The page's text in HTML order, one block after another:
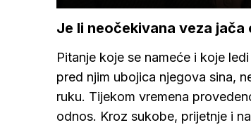
Je li neočekivana veza jača
Pitanje koje se nameće i koje
pred njim ubojica njegova sina,
ruku. Tijekom vremena
odnos. Kroz sukobe, prijetnje i